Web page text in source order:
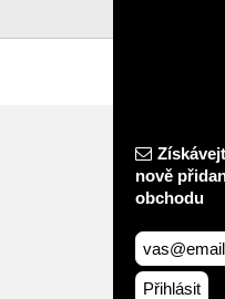
nově
obchodu
Přihlásit